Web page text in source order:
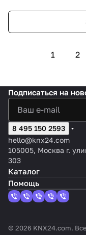
1 2
Подписаться на
8 495 150 2593
hello@knx24.com
105005, Москва г.
303
Каталог
Помощь
© 2026 KNX24.com.